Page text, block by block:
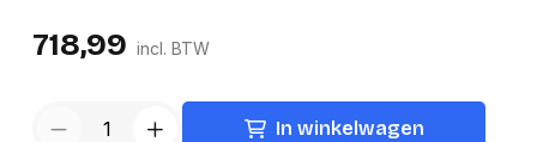
718,99 incl. BTW
In winkelwagen